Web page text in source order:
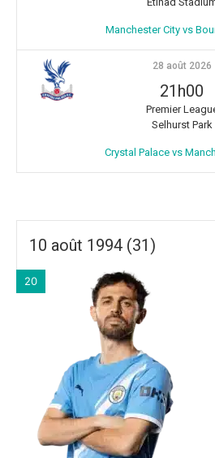
Manchester City vs
28 août 2026
21h00
Premier
Selhurst Park
Crystal Palace vs
10 août 1994 (31)
20